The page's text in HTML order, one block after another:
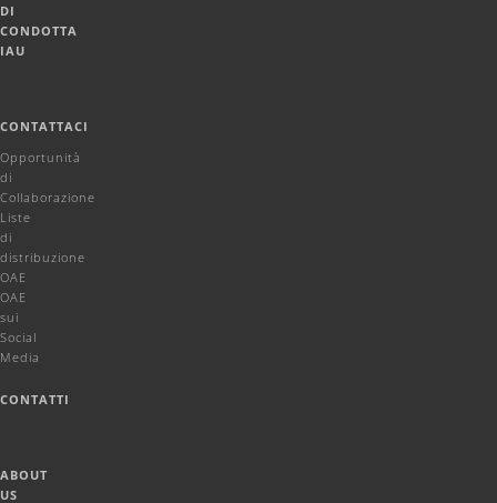
DI
CONDOTTA
IAU
CONTATTACI
Opportunità
di
Collaborazione
Liste
di
distribuzione
OAE
OAE
sui
Social
Media
CONTATTI
ABOUT
US